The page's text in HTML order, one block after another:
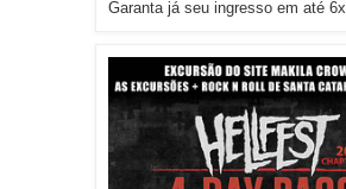
Garanta já seu ingresso em até 6x